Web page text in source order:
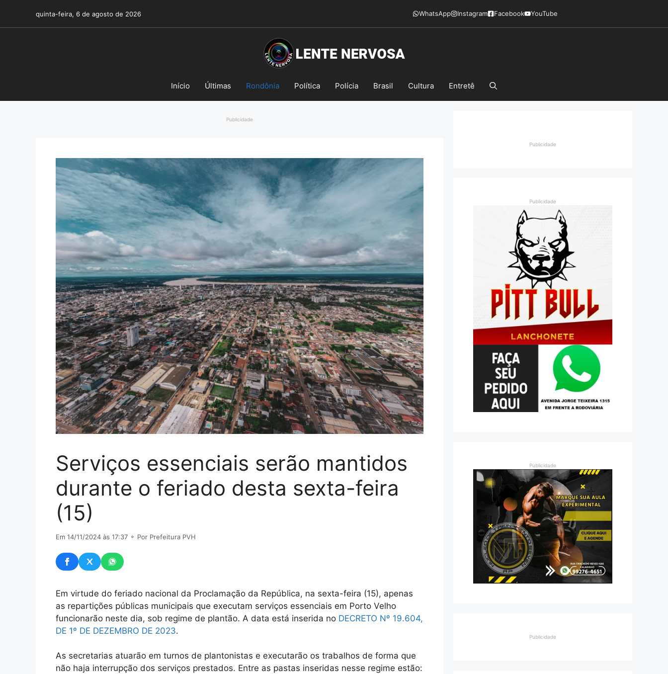
o
quinta-feira, 6 de agosto de 2026 WhatsApp Instagram Facebook YouTube
Início Últimas Rondônia Política Polícia Brasil Cultura Entretê
Publicidade
Serviços essenciais serão mantidos
durante o feriado desta sexta-feira
(15)
Em 14/11/2024 às 17:37 ⚬ Por Prefeitura PVH
Em virtude do feriado nacional da Proclamação da República, na sexta-feira (15), apenas
as repartições públicas municipais que executam serviços essenciais em Porto Velho
funcionarão neste dia, sob regime de plantão. A data está inserida no DECRETO Nº 19.604,
DE 1º DE DEZEMBRO DE 2023.
As secretarias atuarão em turnos de plantonistas e executarão os trabalhos de forma que
não haja interrupção dos serviços prestados. Entre as pastas inseridas nesse regime estão:
Publicidade
Publicidade
Publicidade
Publicidade